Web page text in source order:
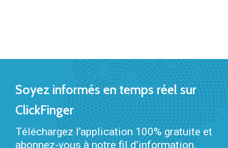
Soyez informés en temps réel sur
ClickFinger
Téléchargez l’application 100% gratuite et
abonnez-vous à notre fil d’information.